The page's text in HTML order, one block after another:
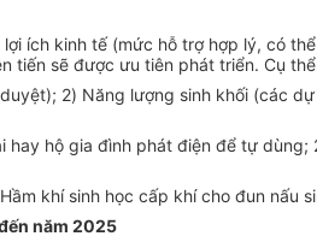
ích kinh tế (mức hỗ trợ hợp lý, có
tiến sẽ được ưu tiên phát triển. Cụ
2) Năng lượng sinh khối (các
hộ gia đình phát điện để tự
khí sinh học cấp khí cho đun nấu
năm 2025